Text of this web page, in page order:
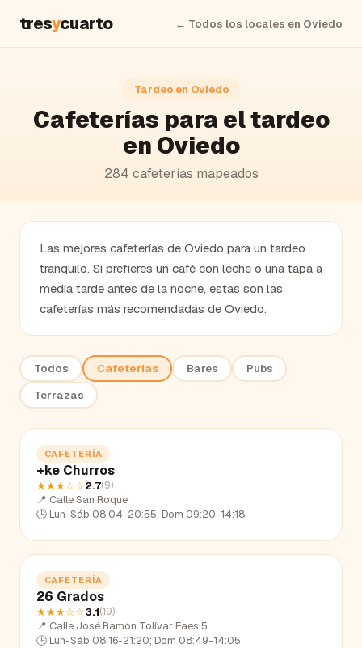
tresycuarto ← Todos los locales en Oviedo
Tardeo en Oviedo
Cafeterías para el tardeo
en Oviedo
284 cafeterías mapeados
Las mejores cafeterías de Oviedo para un tardeo
tranquilo. Si prefieres un café con leche o una tapa a
media tarde antes de la noche, estas son las
cafeterías más recomendadas de Oviedo.
Todos Cafeterías Bares
Pubs
Terrazas
CAFETERÍA
+ke Churros
★★★☆☆2.7(9)
📍 Calle San Roque
🕒 Lun-Sáb 08:04-20:55; Dom 09:20-14:18
CAFETERÍA
26 Grados
★★★☆☆3.1(19)
📍 Calle José Ramón Tolívar Faes 5
🕒 Lun-Sáb 08:16-21:20; Dom 08:49-14:05